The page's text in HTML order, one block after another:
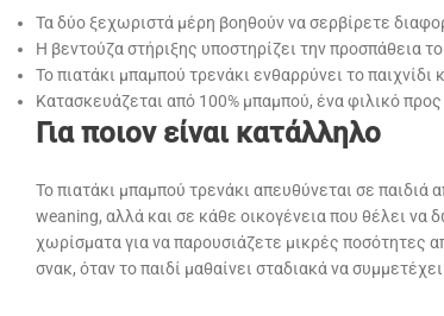
Τα δύο ξεχωριστά μέρη βοηθούν να σερβίρετε
Η βεντούζα στήριξης υποστηρίζει την προσπάθεια
Το πιατάκι μπαμπού τρενάκι ενθαρρύνει το
Κατασκευάζεται από 100% μπαμπού, ένα φιλικό
Για ποιον είναι κατάλληλο
Το πιατάκι μπαμπού τρενάκι απευθύνεται σε παιδιά
weaning, αλλά και σε κάθε οικογένεια που θέλει να
χωρίσματα για να παρουσιάζετε μικρές ποσότητες
σνακ, όταν το παιδί μαθαίνει σταδιακά να